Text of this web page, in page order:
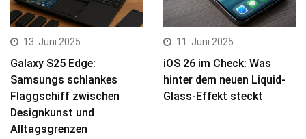
13. Juni 2025
Galaxy S25 Edge:
Samsungs schlankes
Flaggschiff zwischen
Designkunst und
Alltagsgrenzen
11. Juni 2025
iOS 26 im Check: Was
hinter dem neuen Liquid-
Glass-Effekt steckt